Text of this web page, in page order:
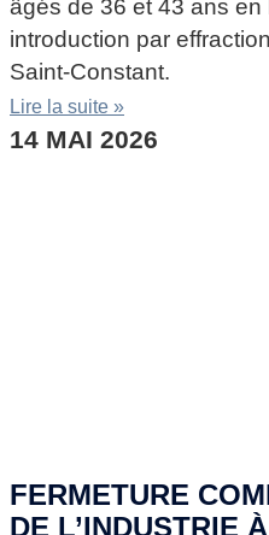
âgés de 36 et 43 ans en
introduction par
Saint-Constant.
Lire la suite »
14 MAI 2026
FERMETURE
DE L’INDUSTRIE